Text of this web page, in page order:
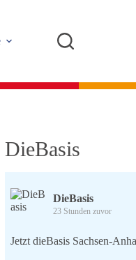
DieBasis
DieBasis
23 Stunden zuvor
Jetzt dieBasis Sachsen-